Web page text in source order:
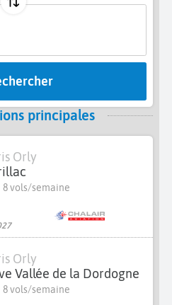
principales
Orly
8 vols/semaine
Orly
Vallée de la Dordogne
8 vols/semaine